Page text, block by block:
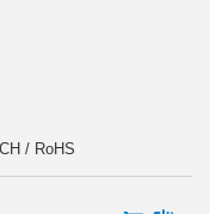
/ RoHS